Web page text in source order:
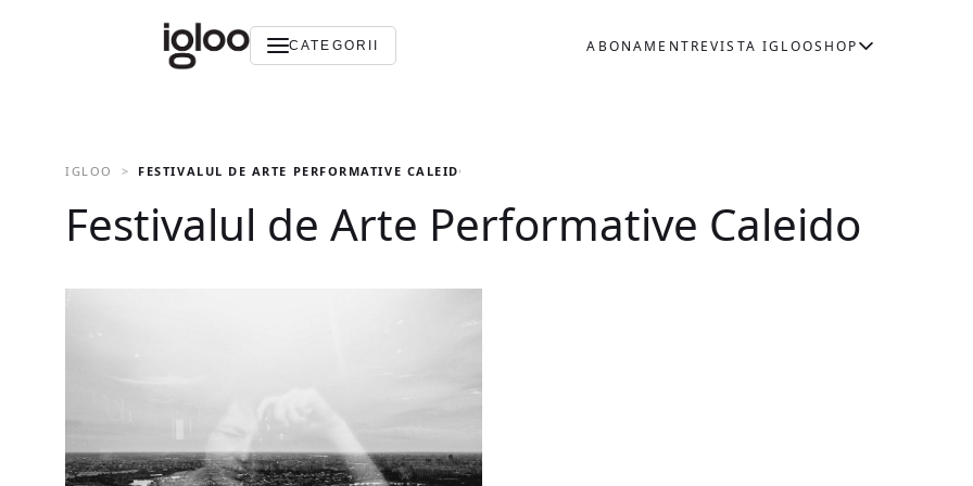
CATEGORII ABONAMENTREVISTA IGLOOSHOP
IGLOO FESTIVALUL DE ARTE PERFORMATIVE CALEIDO
Festivalul de Arte Performative Caleido